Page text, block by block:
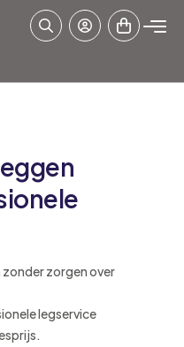
zonder zorgen over
legservice